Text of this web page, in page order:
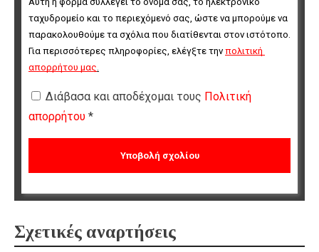
ταχυδρομείο και το περιεχόμενό σας, ώστε να μπορούμε να
παρακολουθούμε τα σχόλια που διατίθενται στον ιστότοπο.
Για περισσότερες πληροφορίες, ελέγξτε την πολιτική
απορρήτου μας
Διάβασα και αποδέχομαι τους Πολιτική
απορρήτου *
Σχετικές αναρτήσεις